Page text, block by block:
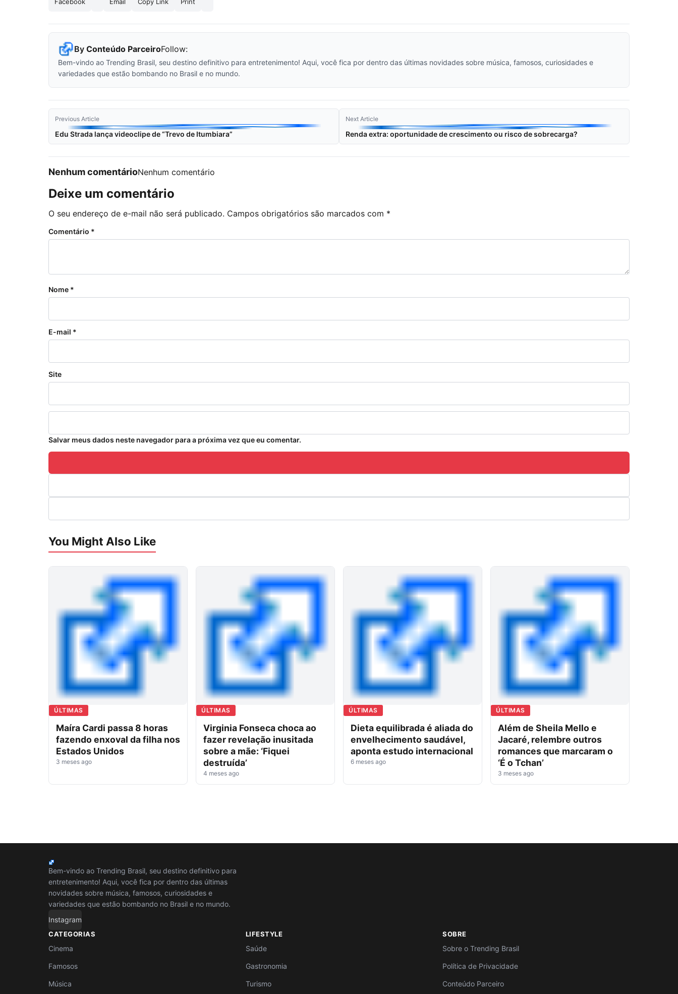
By Conteúdo ParceiroFollow:
Bem-vindo ao Trending Brasil, seu destino definitivo para entretenimento! Aqui, você fica por dentro das últimas novidades sobre música, famosos, curiosidades e
variedades que estão bombando no Brasil e no mundo.
Previous Article
Edu Strada lança videoclipe de “Trevo de Itumbiara”
Next Article
Renda extra: oportunidade de crescimento ou risco de sobrecarga?
Nenhum comentárioNenhum comentário
Deixe um comentário
O seu endereço de e-mail não será publicado. Campos obrigatórios são marcados com *
Comentário *
Nome *
E-mail *
Site
Salvar meus dados neste navegador para a próxima vez que eu comentar.
You Might Also Like
ÚLTIMAS
Maíra Cardi passa 8 horas
fazendo enxoval da filha nos
Estados Unidos
3 meses ago
ÚLTIMAS
Virginia Fonseca choca ao
fazer revelação inusitada
sobre a mãe: ‘Fiquei
destruída’
4 meses ago
ÚLTIMAS
Dieta equilibrada é aliada do
envelhecimento saudável,
aponta estudo internacional
6 meses ago
ÚLTIMAS
Além de Sheila Mello e
Jacaré, relembre outros
romances que marcaram o
‘É o Tchan’
3 meses ago
Bem-vindo ao Trending Brasil, seu destino definitivo para
entretenimento! Aqui, você fica por dentro das últimas
novidades sobre música, famosos, curiosidades e
variedades que estão bombando no Brasil e no mundo.
Instagram
CATEGORIAS
Cinema
Famosos
Música
LIFESTYLE
Saúde
Gastronomia
Turismo
SOBRE
Sobre o Trending Brasil
Política de Privacidade
Conteúdo Parceiro